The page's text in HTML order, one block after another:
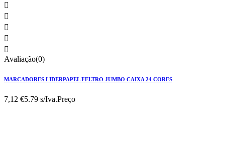





Avaliação(0)
MARCADORES LIDERPAPEL FELTRO JUMBO CAIXA 24 CORES
7,12 €5.79 s/Iva.Preço